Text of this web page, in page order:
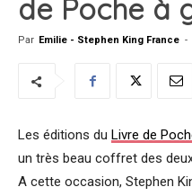
de Poche à
Par Emilie - Stephen King France -
Les éditions du Livre de
un très beau coffret des
A cette occasion, Stephen